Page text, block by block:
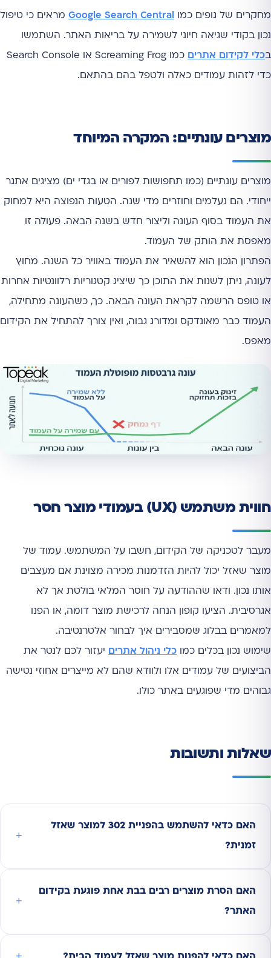
מחקרים של גופים כמו Google Search Central מראים כי טיפול
נכון בקודי שגיאה חיוני לשמירה על בריאות האתר. השתמשו
בכלי לקידום אתרים כמו Screaming Frog או Search Console
כדי לזהות עמודים כאלה ולטפל בהם בהתאם.
מוצרים עונתיים: המקרה המיוחד
מוצרים עונתיים (כמו תחפושות לפורים או בגדי ים) מציגים אתגר
ייחודי. הם נעלמים וחוזרים מדי שנה. הטעות הנפוצה היא למחוק
את העמוד בסוף העונה וליצור חדש בשנה הבאה. פעולה זו
מאפסת את הותק של העמוד.
הפתרון הנכון הוא להשאיר את העמוד באוויר כל השנה. מחוץ
לעונה, ניתן לשנות את התוכן כך שיציג קטגוריות רלוונטיות אחרות
או טופס הרשמה לקראת העונה הבאה. כך, כשהעונה מתחילה,
העמוד כבר מאונדקס ומדורג גבוה, ואין צורך להתחיל את הקידום
מאפס.
חווית משתמש (UX) בעמודי מוצר חסר
מעבר לטכניקה של הקידום, חשבו על המשתמש. עמוד של
מוצר שאזל יכול להיות הזדמנות מכירה מצוינת אם מעצבים
אותו נכון. ודאו שההודעה על חוסר המלאי בולטת אך לא
אגרסיבית. הציעו קופון הנחה לרכישת מוצר דומה, או הפנו
למאמרים בבלוג שמסבירים איך לבחור אלטרנטיבה.
שימוש נכון בכלים כמו כלי ניהול אתרים יעזור לכם לנטר את
הביצועים של עמודים אלו ולוודא שהם לא מייצרים אחוזי נטישה
גבוהים מדי שפוגעים באתר כולו.
שאלות ותשובות
האם כדאי להשתמש בהפניית 302 למוצר שאזל
זמנית?
האם הסרת מוצרים רבים בבת אחת פוגעת בקידום
האתר?